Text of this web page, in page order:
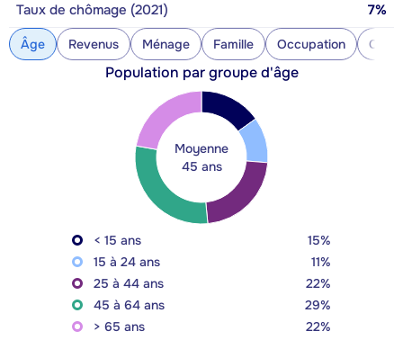
Taux de chômage (2021) 7%
Âge Revenus Ménage Famille Occupation
Population par groupe d'âge
Moyenne
45 ans
< 15 ans
15%
15 à 24 ans
11%
25 à 44 ans
22%
45 à 64 ans
29%
> 65 ans
22%